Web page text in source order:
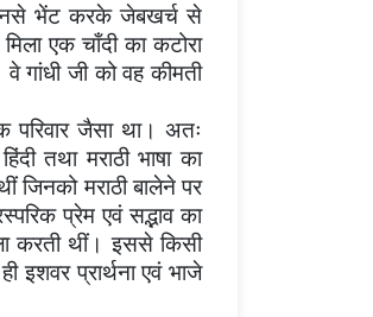
भेंट करके जेबखर्च से
एक चाँदी का कटोरा
गांधी जी को वह कीमती
जैसा था। अतः
तथा मराठी भाषा का
जिनको मराठी बालेने पर
प्रेम एवं सद्भाव का
करती थीं। इससे किसी
इशवर प्रार्थना एवं भाजे